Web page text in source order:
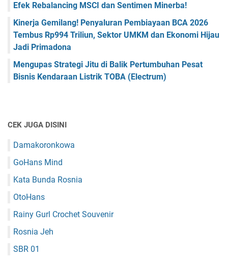
Efek Rebalancing MSCI dan Sentimen Minerba!
Kinerja Gemilang! Penyaluran Pembiayaan BCA 2026
Tembus Rp994 Triliun, Sektor UMKM dan Ekonomi Hijau
Jadi Primadona
Mengupas Strategi Jitu di Balik Pertumbuhan Pesat
Bisnis Kendaraan Listrik TOBA (Electrum)
CEK JUGA DISINI
Damakoronkowa
GoHans Mind
Kata Bunda Rosnia
OtoHans
Rainy Gurl Crochet Souvenir
Rosnia Jeh
SBR 01